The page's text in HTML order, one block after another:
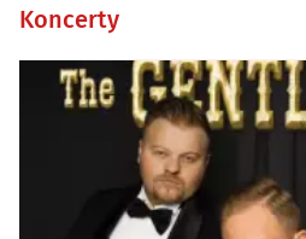
Koncerty